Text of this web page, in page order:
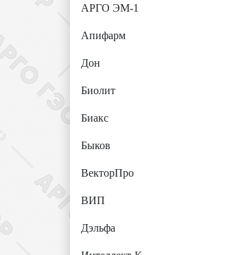
АРГО ЭМ-1
Апифарм
Дон
Биолит
Биакс
Быков
ВекторПро
ВИП
Дэльфа